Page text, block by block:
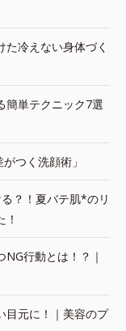
た冷えない身体づく
簡単テクニック7選
つく洗顔術」
？！夏バテ肌*のリ
NG行動とは！？｜
目元に！｜美容のプ